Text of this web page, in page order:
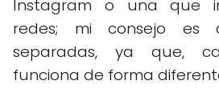
Instagram o una que
redes; mi consejo es
separadas, ya que,
funciona de forma